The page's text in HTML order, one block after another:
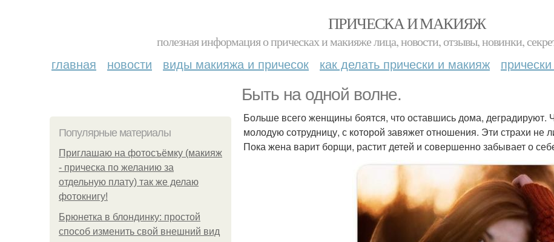
ПРИЧЕСКА И МАКИЯЖ
полезная информация о прическах и макияже лица, новости, отзывы, новинки,
главная новости виды макияжа и причесок как делать прически и макияж
Быть на одной волне.
Популярные материалы
Приглашаю на фотосъёмку (макияж
- прическа по желанию за
отдельную плату) так же делаю
фотокнигу!
Брюнетка в блондинку: простой
способ изменить свой внешний вид
Больше всего женщины боятся, что оставшись дома, деградируют.
молодую сотрудницу, с которой завяжет отношения. Эти страхи не
Пока жена варит борщи, растит детей и совершенно забывает о